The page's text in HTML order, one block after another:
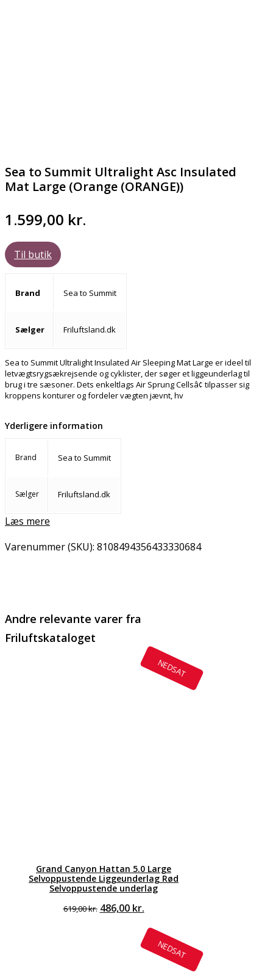
Sea to Summit Ultralight Asc Insulated
Mat Large (Orange (ORANGE))
1.599,00 kr.
Til butik
Brand Sea to Summit
Sælger Friluftsland.dk
Sea to Summit Ultralight Insulated Air Sleeping Mat Large er ideel til
letvægtsrygsækrejsende og cyklister, der søger et liggeunderlag til
brug i tre sæsoner. Dets enkeltlags Air Sprung Cellsâ¢ tilpasser sig
kroppens konturer og fordeler vægten jævnt, hv
Yderligere information
Brand Sea to Summit
Sælger Friluftsland.dk
Læs mere
Varenummer (SKU): 8108494356433330684
Andre relevante varer fra
Friluftskataloget
NEDSAT
Grand Canyon Hattan 5.0 Large
Selvoppustende Liggeunderlag Rød
Selvoppustende underlag
619,00kr. Den
619,00 kr..
486,00 kr.Den
pris
er:
486,00 kr..
NEDSAT